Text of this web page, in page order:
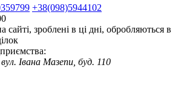
+38(098)5944102
зроблені в ці дні, обробляються в
Івана Мазепи, буд. 110